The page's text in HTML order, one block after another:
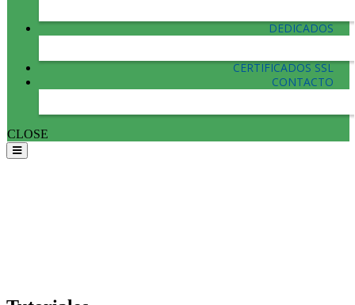
DEDICADOS
CERTIFICADOS SSL
CONTACTO
CLOSE